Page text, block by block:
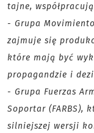
tajne,
- Grupa
zajmuje się
które mają być
propagandzie i
- Grupa Fuerzas
Soportar (FARBS),
silniejszej wersji